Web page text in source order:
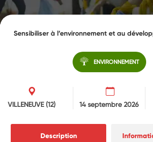
Sensibiliser à l’environnement et au
ENVIRONNEMENT
VILLENEUVE(12) 14 septembre 2026
Description